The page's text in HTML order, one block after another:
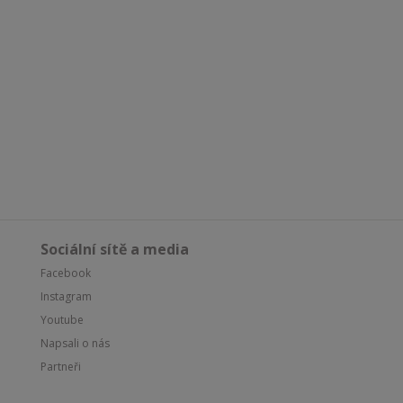
Sociální sítě a media
Facebook
Instagram
Youtube
Napsali o nás
Partneři